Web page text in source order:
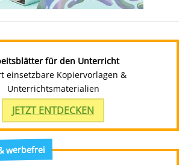
für den Unterricht
einsetzbare Kopiervorlagen &
Unterrichtsmaterialien
JETZT ENTDECKEN
werbefrei